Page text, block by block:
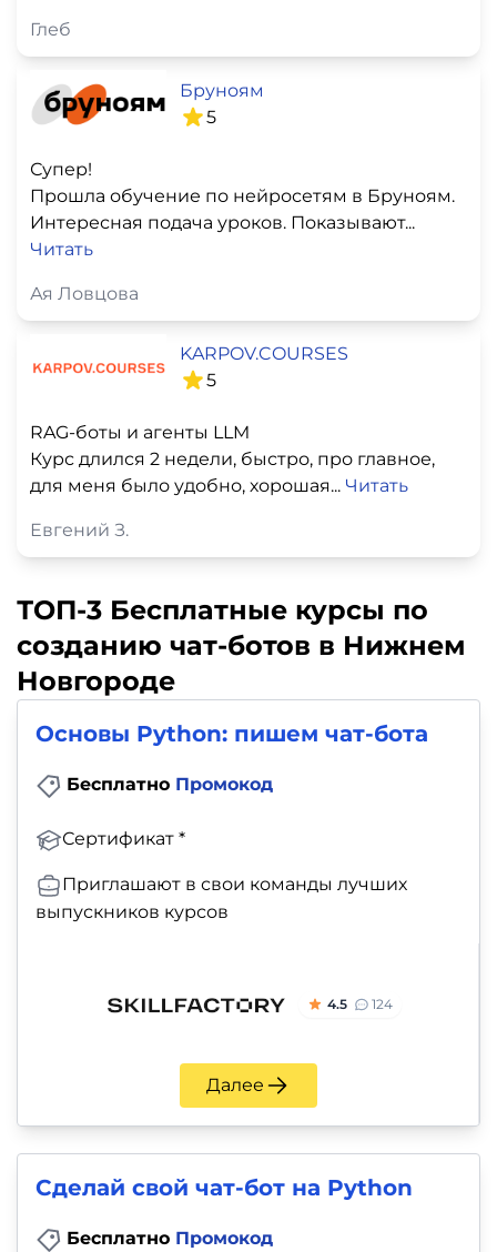
Глеб
Бруноям
5
Супер!
Прошла обучение по нейросетям в Бруноям.
Интересная подача уроков. Показывают...
Читать
Ая Ловцова
KARPOV.COURSES
5
RAG-боты и агенты LLM
Курс длился 2 недели, быстро, про главное,
для меня было удобно, хорошая... Читать
Евгений З.
ТОП-3 Бесплатные курсы по
созданию чат-ботов в Нижнем
Новгороде
Основы Python: пишем чат-бота
Бесплатно Промокод
Сертификат *
Приглашают в свои команды лучших
выпускников курсов
4.5 124
Далее
Сделай свой чат-бот на Python
Бесплатно Промокод